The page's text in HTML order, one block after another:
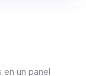
un panel